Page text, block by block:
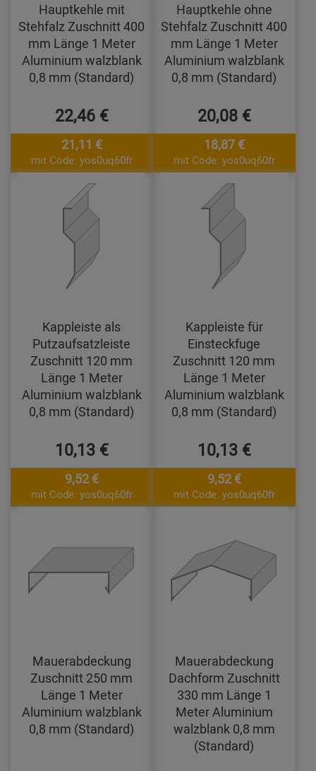
Hauptkehle mit
Stehfalz Zuschnitt 400
mm Länge 1 Meter
Aluminium walzblank
0,8 mm (Standard)
22,46 €
21,11 €
mit Code: yos0uq60fr
Hauptkehle ohne
Stehfalz Zuschnitt 400
mm Länge 1 Meter
Aluminium walzblank
0,8 mm (Standard)
20,08 €
18,87 €
mit Code: yos0uq60fr
Kappleiste als
Putzaufsatzleiste
Zuschnitt 120 mm
Länge 1 Meter
Aluminium walzblank
0,8 mm (Standard)
10,13 €
9,52 €
mit Code: yos0uq60fr
Kappleiste für
Einsteckfuge
Zuschnitt 120 mm
Länge 1 Meter
Aluminium walzblank
0,8 mm (Standard)
10,13 €
9,52 €
mit Code: yos0uq60fr
Mauerabdeckung
Zuschnitt 250 mm
Länge 1 Meter
Aluminium walzblank
0,8 mm (Standard)
Mauerabdeckung
Dachform Zuschnitt
330 mm Länge 1
Meter Aluminium
walzblank 0,8 mm
(Standard)